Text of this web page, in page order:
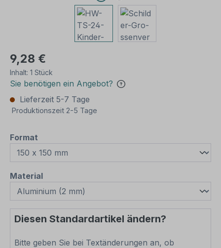
9,28 €
Inhalt: 1 Stück
Sie benötigen ein Angebot?
Lieferzeit 5-7 Tage
Produktionszeit 2-5 Tage
Format
Materialauswählen
Diesen Standardartikel ändern?
Bitte geben Sie bei Textänderungen an, ob